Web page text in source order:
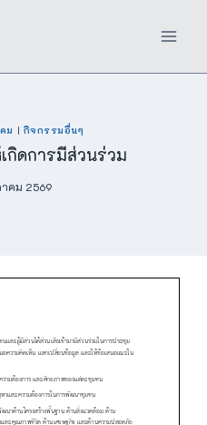
ม | กิจกรรมอื่นๆ
กิดการมีส่วนร่วม
คม 2569